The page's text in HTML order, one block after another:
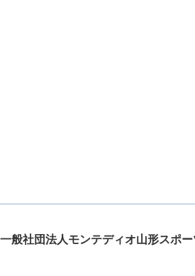
一般社団法人モンテディオ山形スポ